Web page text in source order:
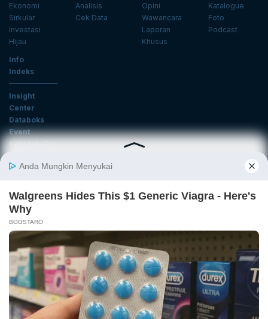
Ekonomi
Sirkular
Investasi
Hijau
Analisis
Cek Data
Opini
Wawancara
Laporan
Khusus
Katalogue
Foto
Podcast
Info
Indeks
Insight
Center
Databoks
Event
KatadataOto
Email
Daftar
Tentang Katadata Advertising Karier
Pedoman Media Siber
Kebijakan Privasi
Disclaimer
Hubungi Kami
©2026 Katadata. Hak cipta dilindungi Undang-undang.